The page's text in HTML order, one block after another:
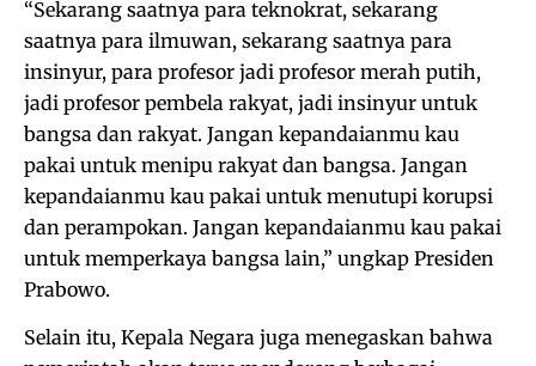
“Sekarang saatnya para teknokrat, sekarang
saatnya para ilmuwan, sekarang saatnya para
insinyur, para profesor jadi profesor merah putih,
jadi profesor pembela rakyat, jadi insinyur untuk
bangsa dan rakyat. Jangan kepandaianmu kau
pakai untuk menipu rakyat dan bangsa. Jangan
kepandaianmu kau pakai untuk menutupi korupsi
dan perampokan. Jangan kepandaianmu kau pakai
untuk memperkaya bangsa lain,” ungkap Presiden
Prabowo.
Selain itu, Kepala Negara juga menegaskan bahwa